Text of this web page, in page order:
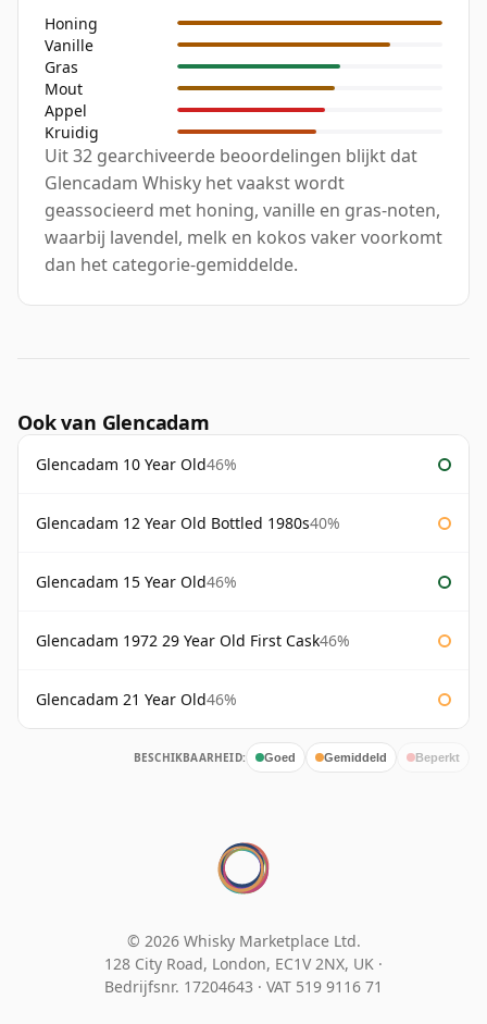
Honing
Vanille
Gras
Mout
Appel
Kruidig
Uit 32 gearchiveerde beoordelingen blijkt dat
Glencadam Whisky het vaakst wordt
geassocieerd met honing, vanille en gras-noten,
waarbij lavendel, melk en kokos vaker voorkomt
dan het categorie-gemiddelde.
Ook van Glencadam
Glencadam 10 Year Old46%
Glencadam 12 Year Old Bottled 1980s40%
Glencadam 15 Year Old46%
Glencadam 1972 29 Year Old First Cask46%
Glencadam 21 Year Old46%
BESCHIKBAARHEID: Goed Gemiddeld Beperkt
© 2026 Whisky Marketplace Ltd.
128 City Road, London, EC1V 2NX, UK ·
Bedrijfsnr. 17204643 · VAT 519 9116 71